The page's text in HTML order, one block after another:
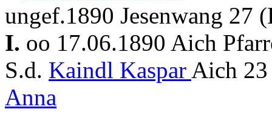
ungef.1890 Jesenwang 27
I. oo 17.06.1890 Aich
S.d. Kaindl Kaspar Aich
Anna